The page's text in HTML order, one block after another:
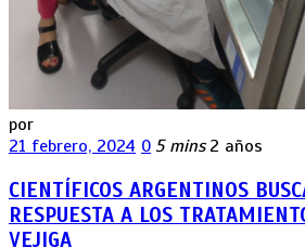
por
21 febrero, 2024 0 5 mins 2 años
CIENTÍFICOS ARGENTINOS
RESPUESTA A LOS
VEJIGA